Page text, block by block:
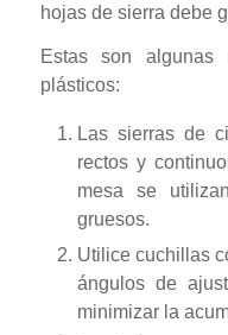
hojas de sierra debe
Estas son algunas
plásticos:
Las sierras de
rectos y
mesa se
gruesos.
Utilice cuchillas
ángulos de
minimizar la